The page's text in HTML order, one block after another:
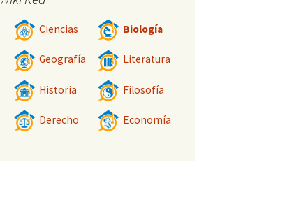
Ciencias Biología
Geografía Literatura
Historia Filosofía
Derecho Economía